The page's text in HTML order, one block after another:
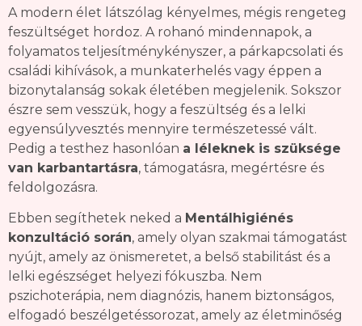
A modern élet látszólag kényelmes, mégis rengeteg
feszültséget hordoz. A rohanó mindennapok, a
folyamatos teljesítménykényszer, a párkapcsolati és
családi kihívások, a munkaterhelés vagy éppen a
bizonytalanság sokak életében megjelenik. Sokszor
észre sem vesszük, hogy a feszültség és a lelki
egyensúlyvesztés mennyire természetessé vált.
Pedig a testhez hasonlóan a léleknek is szüksége
van karbantartásra, támogatásra, megértésre és
feldolgozásra.
Ebben segíthetek neked a Mentálhigiénés
konzultáció során, amely olyan szakmai támogatást
nyújt, amely az önismeretet, a belső stabilitást és a
lelki egészséget helyezi fókuszba. Nem
pszichoterápia, nem diagnózis, hanem biztonságos,
elfogadó beszélgetéssorozat, amely az életminőség